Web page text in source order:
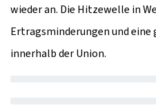
wieder an. Die Hitzewelle in
Ertragsminderungen und
innerhalb der Union.